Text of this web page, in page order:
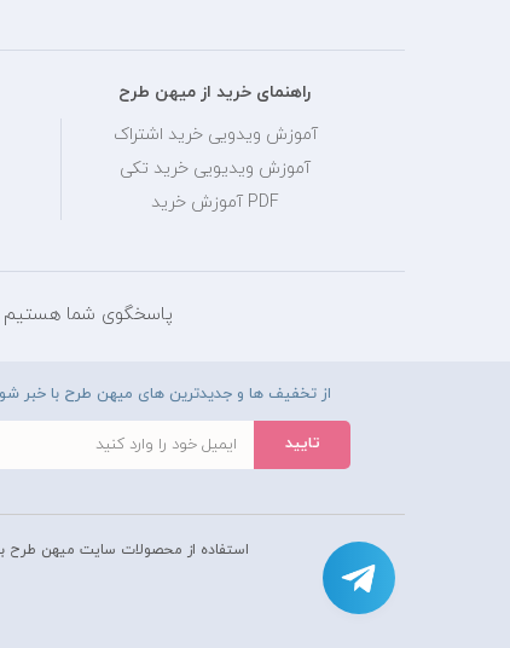
راهنمای خرید از میهن طرح
آموزش ویدویی خرید اشتراک
آموزش ویدیویی خرید تکی
PDF آموزش خرید
پاسخگوی شما
از تخفیف ها و جدیدترین های میهن طرح با خبر
استفاده از محصولات سايت میهن طرح